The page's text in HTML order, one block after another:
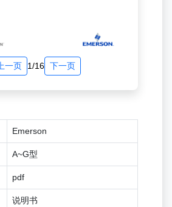
上一页 1/16 下一页
Emerson
A~G型
pdf
说明书